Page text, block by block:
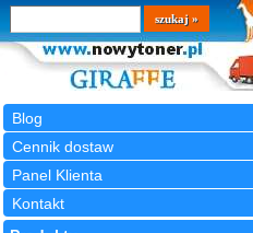
Blog
Cennik dostaw
Panel Klienta
Kontakt
Wyszukiwarka
szukaj